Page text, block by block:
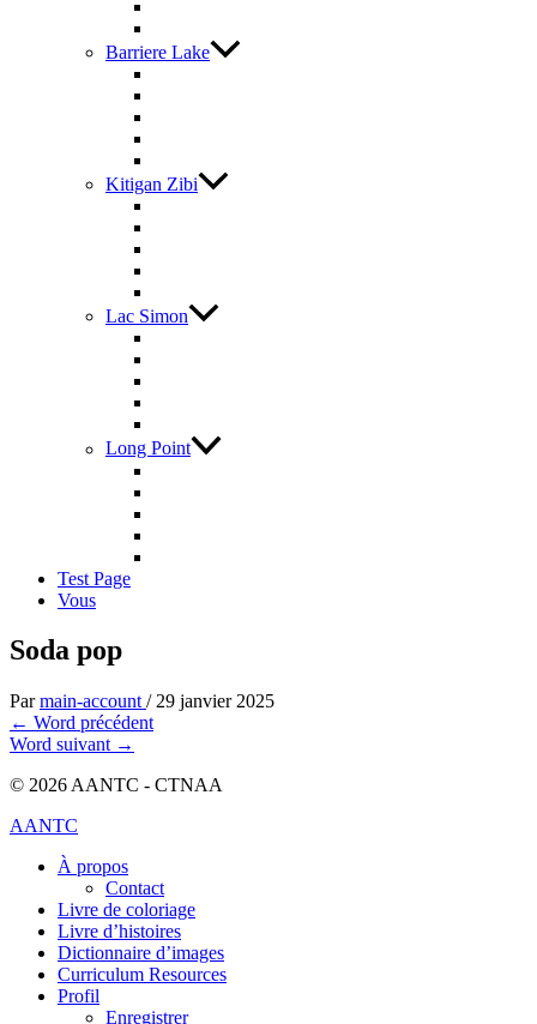
Barriere Lake
Kitigan Zibi
Lac Simon
Long Point
Test Page
Vous
Soda pop
Parmain-account / 29 janvier 2025
← Word précédent
Word suivant →
© 2026 AANTC - CTNAA
AANTC
À propos
Contact
Livre de coloriage
Livre d’histoires
Dictionnaire d’images
Curriculum Resources
Profil
Enregistrer